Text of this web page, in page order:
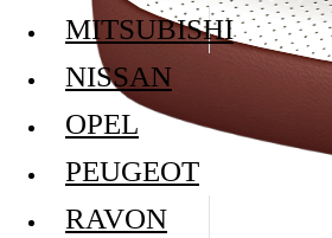
MITSUBISHI
NISSAN
OPEL
PEUGEOT
RAVON